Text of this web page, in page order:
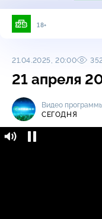
18+
21.04.2025, 20:00
21 апреля
Видео
СЕГОДНЯ